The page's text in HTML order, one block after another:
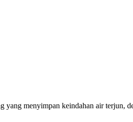
yang menyimpan keindahan air terjun,